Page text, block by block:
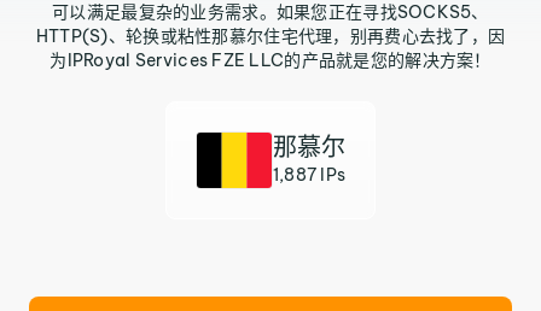
可以满足最复杂的业务需求。如果您正在寻找SOCKS5、
HTTP(S)、轮换或粘性那慕尔住宅代理，别再费心去找了，因
为IPRoyal Services FZE LLC的产品就是您的解决方案！
那慕尔
1,887 IPs